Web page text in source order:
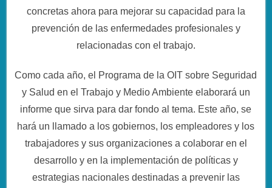
concretas ahora para mejorar su capacidad para la
prevención de las enfermedades profesionales y
relacionadas con el trabajo.
Como cada año, el Programa de la OIT sobre Seguridad
y Salud en el Trabajo y Medio Ambiente elaborará un
informe que sirva para dar fondo al tema. Este año, se
hará un llamado a los gobiernos, los empleadores y los
trabajadores y sus organizaciones a colaborar en el
desarrollo y en la implementación de políticas y
estrategias nacionales destinadas a prevenir las